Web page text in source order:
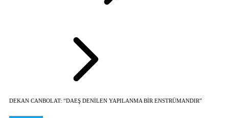
DEKAN CANBOLAT: “DAEŞ DENILEN YAPILANMA BIR ENSTRÜMANDIR”